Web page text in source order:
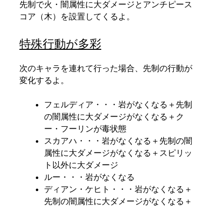
先制で火・闇属性に大ダメージとアンチピース
コア（木）を設置してくるよ。
特殊行動が多彩
次のキャラを連れて行った場合、先制の行動が
変化するよ。
フェルディア・・・岩がなくなる＋先制
の闇属性に大ダメージがなくなる＋ク
ー・フーリンが毒状態
スカアハ・・・岩がなくなる＋先制の闇
属性に大ダメージがなくなる＋スピリッ
ト以外に大ダメージ
ルー・・・岩がなくなる
ディアン・ケヒト・・・岩がなくなる＋
先制の闇属性に大ダメージがなくなる＋